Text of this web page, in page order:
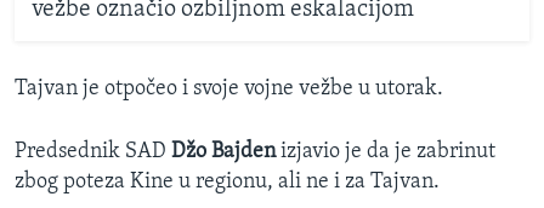
vežbe označio ozbiljnom eskalacijom
Tajvan je otpočeo i svoje vojne vežbe u utorak.
Predsednik SAD Džo Bajdenizjavio je da je zabrinut
zbog poteza Kine u regionu, ali ne i za Tajvan.